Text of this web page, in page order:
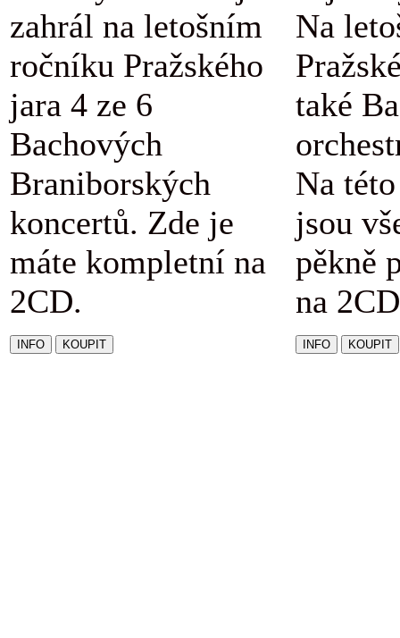
zahrál na letošním
ročníku Pražského
jara 4 ze 6
Bachových
Braniborských
koncertů. Zde je
máte kompletní na
2CD.
Na
také
Na
jsou
pěkně
na